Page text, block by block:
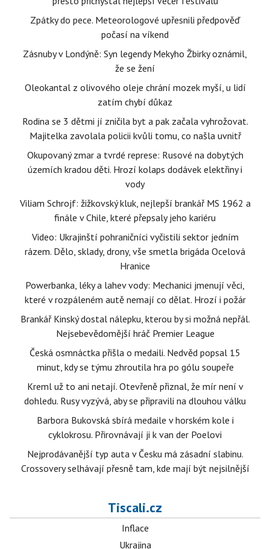
Zpátky do pece. Meteorologové upřesnili předpověď
počasí na víkend
Zásnuby v Londýně: Syn legendy Mekyho Žbirky oznámil,
že se žení
Oleokantal z olivového oleje chrání mozek myší, u lidí
zatím chybí důkaz
Rodina se 3 dětmi jí zničila byt a pak začala vyhrožovat.
Majitelka zavolala policii kvůli tomu, co našla uvnitř
Okupovaný zmar a tvrdé represe: Rusové na dobytých
územích kradou děti. Hrozí kolaps dodávek elektřiny i
vody
Viliam Schrojf: žižkovský kluk, nejlepší brankář MS 1962 a
finále v Chile, které přepsaly jeho kariéru
Video: Ukrajinští pohraničníci vyčistili sektor jedním
rázem. Dělo, sklady, drony, vše smetla brigáda Ocelová
Hranice
Powerbanka, léky a lahev vody: Mechanici jmenují věci,
které v rozpáleném autě nemají co dělat. Hrozí i požár
Brankář Kinský dostal nálepku, kterou by si možná nepřál.
Nejsebevědomější hráč Premier League
Česká osmnáctka přišla o medaili. Nedvěd popsal 15
minut, kdy se týmu zhroutila hra po gólu soupeře
Kreml už to ani netají. Otevřeně přiznal, že mír není v
dohledu. Rusy vyzývá, aby se připravili na dlouhou válku
Barbora Bukovská sbírá medaile v horském kole i
cyklokrosu. Přirovnávají ji k van der Poelovi
Nejprodávanější typ auta v Česku má zásadní slabinu.
Crossovery selhávají přesně tam, kde mají být nejsilnější
Tiscali.cz
Inflace
Ukrajina